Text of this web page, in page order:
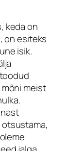
keda on
on esiteks
isik.
meist